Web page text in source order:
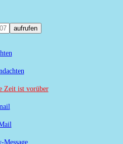
aufrufen
Zeit ist vorüber
Message